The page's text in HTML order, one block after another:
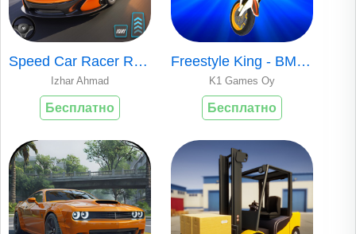
Speed Car Racer Racing Games
Izhar Ahmad
Бесплатно
Freestyle King - BMX stunts
K1 Games Oy
Бесплатно